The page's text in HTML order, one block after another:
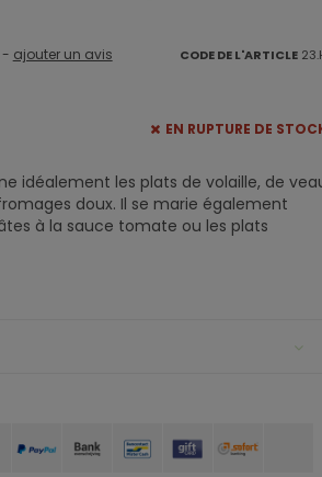
- ajouter un avis CODE DE L'ARTICLE
EN RUPTURE DE
idéalement les plats de volaille, de
doux. Il se marie également
à la sauce tomate ou les plats